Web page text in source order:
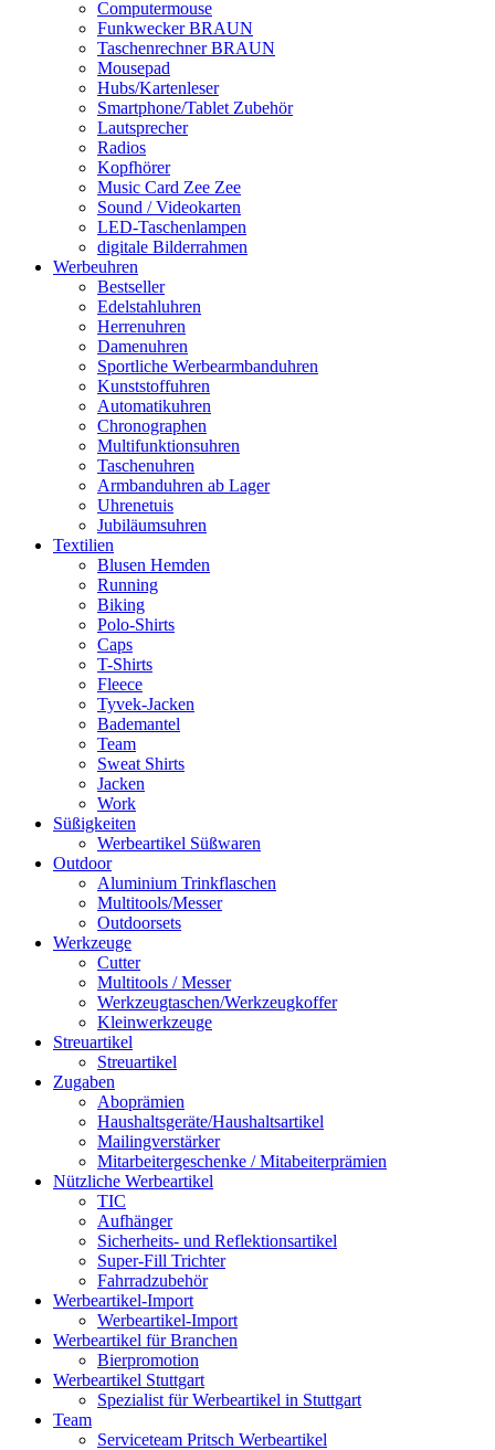
Computermouse
Funkwecker BRAUN
Taschenrechner BRAUN
Mousepad
Hubs/Kartenleser
Smartphone/Tablet Zubehör
Lautsprecher
Radios
Kopfhörer
Music Card Zee Zee
Sound / Videokarten
LED-Taschenlampen
digitale Bilderrahmen
Werbeuhren
Bestseller
Edelstahluhren
Herrenuhren
Damenuhren
Sportliche Werbearmbanduhren
Kunststoffuhren
Automatikuhren
Chronographen
Multifunktionsuhren
Taschenuhren
Armbanduhren ab Lager
Uhrenetuis
Jubiläumsuhren
Textilien
Blusen Hemden
Running
Biking
Polo-Shirts
Caps
T-Shirts
Fleece
Tyvek-Jacken
Bademantel
Team
Sweat Shirts
Jacken
Work
Süßigkeiten
Werbeartikel Süßwaren
Outdoor
Aluminium Trinkflaschen
Multitools/Messer
Outdoorsets
Werkzeuge
Cutter
Multitools / Messer
Werkzeugtaschen/Werkzeugkoffer
Kleinwerkzeuge
Streuartikel
Streuartikel
Zugaben
Aboprämien
Haushaltsgeräte/Haushaltsartikel
Mailingverstärker
Mitarbeitergeschenke / Mitabeiterprämien
Nützliche Werbeartikel
TIC
Aufhänger
Sicherheits- und Reflektionsartikel
Super-Fill Trichter
Fahrradzubehör
Werbeartikel-Import
Werbeartikel-Import
Werbeartikel für Branchen
Bierpromotion
Werbeartikel Stuttgart
Spezialist für Werbeartikel in Stuttgart
Team
Serviceteam Pritsch Werbeartikel